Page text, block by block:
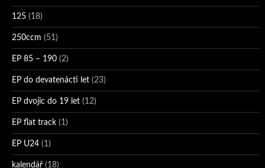
125 (18)
250ccm (51)
EP 85 – 190 (2)
EP do devatenácti let (23)
EP dvojic do 19 let (12)
EP flat track (1)
EP U24 (1)
kalendář (18)